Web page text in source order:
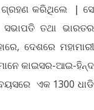
ଗ୍ରହଣ କରିଥିଲେ | ସେ
ସଭାପତି ତଥା ଭାରତର
ଦେଶରେ ମହାମାରୀ
କାଇସର-ଆଇ-ହିନ୍ଦ
ଏକ 1300 ଧାଡି